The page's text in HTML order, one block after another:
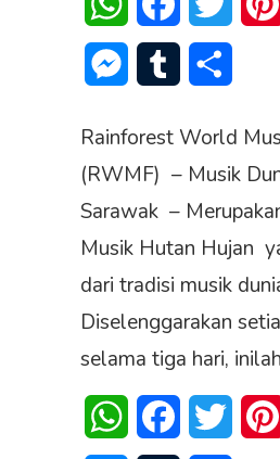
Messenger
Tumblr
Rainforest World
(RWMF) – Musik
Sarawak –
Musik Hutan Hujan
dari tradisi musik
Diselenggarakan
selama tiga hari,
WhatsAppFacebookTwitter